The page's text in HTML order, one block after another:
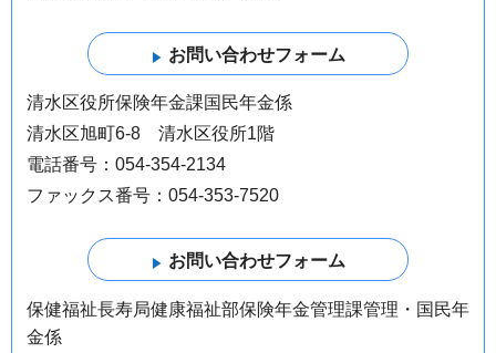
清水区役所保険年金課国民年金係
清水区旭町6-8 清水区役所1階
電話番号：054-354-2134
ファックス番号：054-353-7520
保健福祉長寿局健康福祉部保険年金管理課管理・国民年
金係